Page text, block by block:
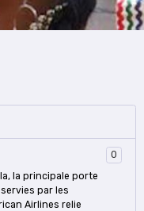
0
la principale porte
par les
Airlines relie